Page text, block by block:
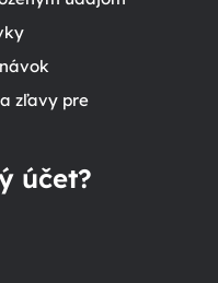
zľavy pre
účet?